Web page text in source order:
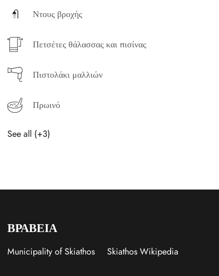
Ντους βροχής
Πετσέτες θάλασσας και πισίνας
Πιστολάκι μαλλιών
Πρωινό
See all (+3)
ΒΡΑΒΕΙΑ
Municipality of Skiathos Skiathos Wikipedia